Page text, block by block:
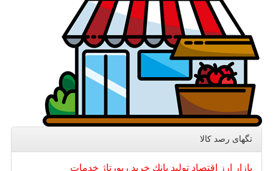
تگهای رصد كالا
بازار ارز اقتصاد تولید بانك خرید رپورتاژ خدمات